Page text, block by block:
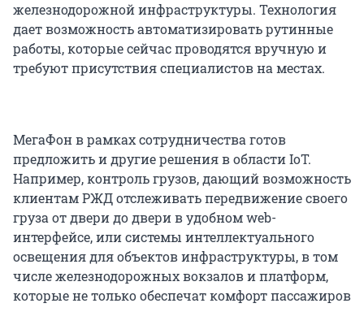
железнодорожной инфраструктуры. Технология
дает возможность автоматизировать рутинные
работы, которые сейчас проводятся вручную и
требуют присутствия специалистов на местах.
МегаФон в рамках сотрудничества готов
предложить и другие решения в области IoT.
Например, контроль грузов, дающий возможность
клиентам РЖД отслеживать передвижение своего
груза от двери до двери в удобном web-
интерфейсе, или системы интеллектуального
освещения для объектов инфраструктуры, в том
числе железнодорожных вокзалов и платформ,
которые не только обеспечат комфорт пассажиров